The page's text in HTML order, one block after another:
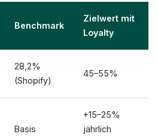
Benchmark
Zielwert mit
Loyalty
28,2%
(Shopify)
45–55%
Basis
+15–25%
jährlich